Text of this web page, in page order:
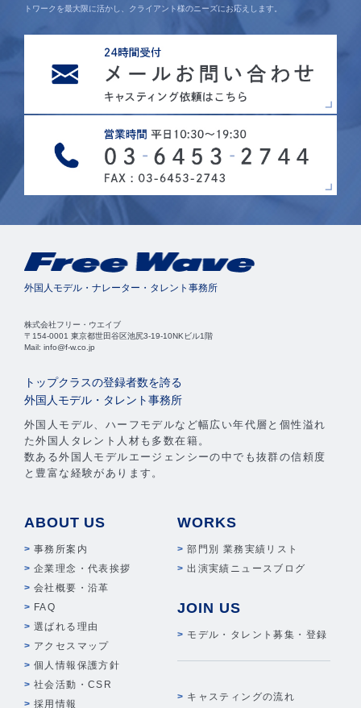
トワークを最大限に活かし、クライアント様のニーズにお応えします。
外国人モデル・ナレーター・タレント事務所
株式会社フリー・ウエイブ
〒154-0001 東京都世田谷区池尻3-19-10NKビル1階
Mail: info@f-w.co.jp
トップクラスの登録者数を誇る
外国人モデル・タレント事務所
外国人モデル、ハーフモデルなど幅広い年代層と個性溢れ
た外国人タレント人材も多数在籍。
数ある外国人モデルエージェンシーの中でも抜群の信頼度
と豊富な経験があります。
ABOUT US
事務所案内
企業理念・代表挨拶
会社概要・沿革
FAQ
選ばれる理由
アクセスマップ
個人情報保護方針
社会活動・CSR
採用情報
WORKS
部門別 業務実績リスト
出演実績ニュースブログ
JOIN US
モデル・タレント募集・登録
キャスティングの流れ